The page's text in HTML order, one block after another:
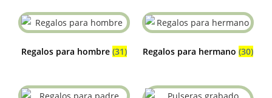
Regalos para hombre (31) Regalos para hermano (30)